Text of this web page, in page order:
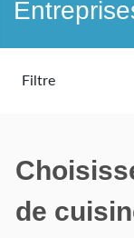
Filtre
de